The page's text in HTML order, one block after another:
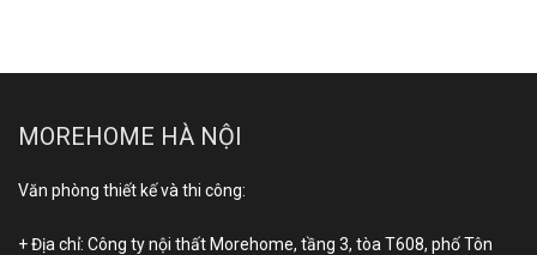
MOREHOME HÀ NỘI
Văn phòng thiết kế và thi công:
+ Địa chỉ: Công ty nội thất Morehome, tầng 3, tòa T608, phố Tôn